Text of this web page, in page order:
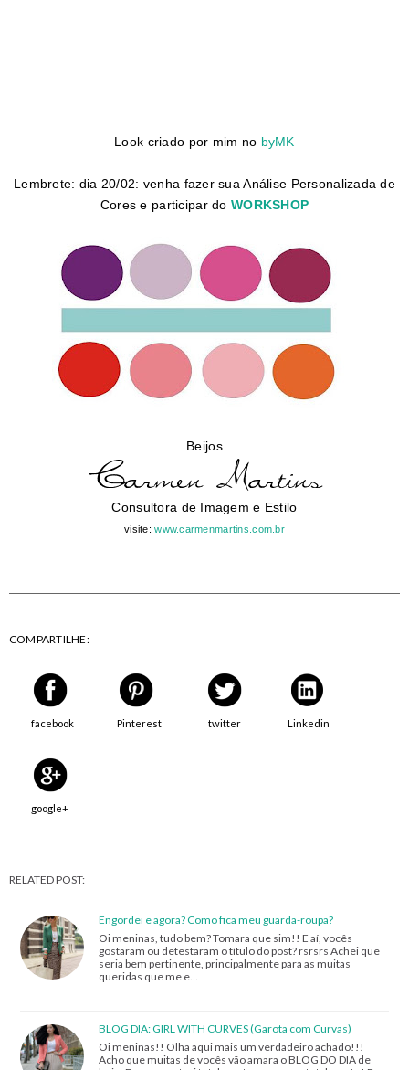
Look criado por mim no byMK
Lembrete: dia 20/02: venha fazer sua Análise Personalizada de
Cores e participar do WORKSHOP
Beijos
Consultora de Imagem e Estilo
visite:www.carmenmartins.com.br
COMPARTILHE:
facebook Pinterest twitter Linkedin
google+
RELATED POST:
Engordei e agora? Como fica meu guarda-roupa?
Oi meninas, tudo bem? Tomara que sim!! E aí, vocês
gostaram ou detestaram o título do post? rsrsrs Achei que
seria bem pertinente, principalmente para as muitas
queridas que me e…
BLOG DIA: GIRL WITH CURVES (Garota com Curvas)
Oi meninas!! Olha aqui mais um verdadeiro achado!!!
Acho que muitas de vocês vão amara o BLOG DO DIA de